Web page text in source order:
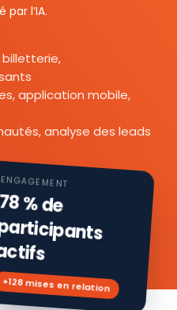
l’IA.
billetterie,
application mobile,
analyse des leads
une démo
ENGAGEMENT
78 % de
participants
+128 mises en relation